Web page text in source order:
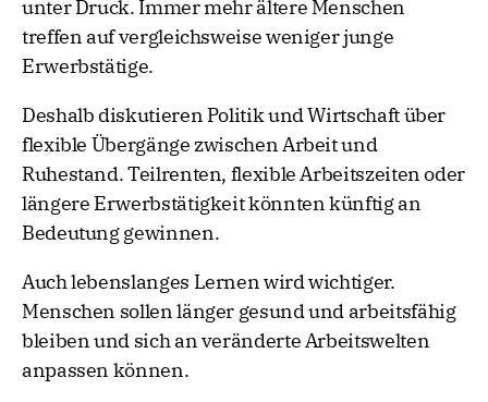
unter Druck. Immer mehr ältere Menschen
treffen auf vergleichsweise weniger junge
Erwerbstätige.
Deshalb diskutieren Politik und Wirtschaft über
flexible Übergänge zwischen Arbeit und
Ruhestand. Teilrenten, flexible Arbeitszeiten oder
längere Erwerbstätigkeit könnten künftig an
Bedeutung gewinnen.
Auch lebenslanges Lernen wird wichtiger.
Menschen sollen länger gesund und arbeitsfähig
bleiben und sich an veränderte Arbeitswelten
anpassen können.